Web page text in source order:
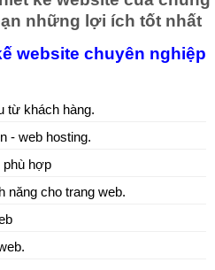
những lợi ích tốt nhất
website chuyên nghiệp
từ khách hàng.
- web hosting.
phù hợp
năng cho trang web.